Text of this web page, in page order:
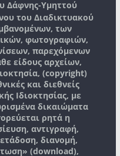
Δάφνης-Υμηττού
του Διαδικτυακού
των
φωτογραφιών,
παρεχόμενων
είδους αρχείων,
(copyright)
και διεθνείς
Ιδιοκτησίας, με
δικαιώματα
ρητά η
αντιγραφή,
διανομή,
(download),